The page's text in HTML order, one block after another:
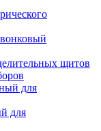
щитов
для